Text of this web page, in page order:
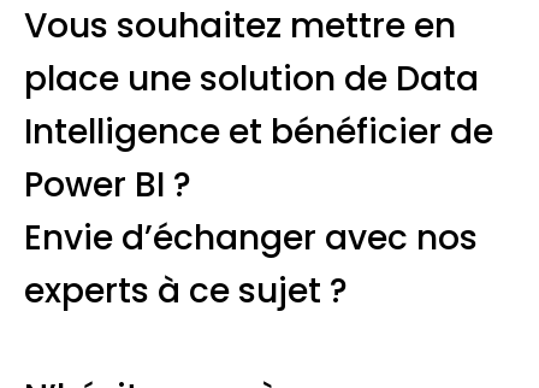
Vous souhaitez mettre en
place une solution de Data
Intelligence et bénéficier de
Power BI ?
Envie d’échanger avec nos
experts à ce sujet ?